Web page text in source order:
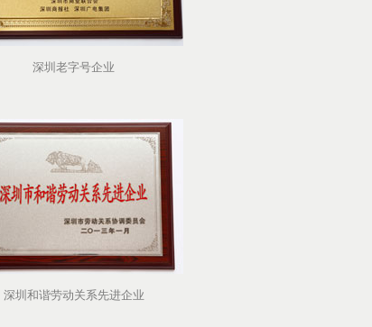
深圳老字号企业
深圳和谐劳动关系先进企业